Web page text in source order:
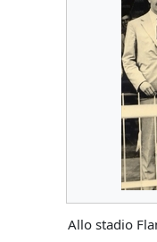
Allo stadio